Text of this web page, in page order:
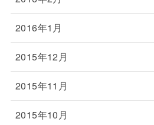
2016年1月
2015年12月
2015年11月
2015年10月